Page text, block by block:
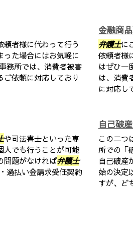
者様に代わって行う
った場合にはお気軽に
務所では、消費者被害
依頼に対応しており
金融商
弁護士に
依頼者様
はぜひ一
は、消費
に対応し
や司法書士といった専
人でも行うことが可能
問題がなければ弁護士
過払い金請求受任契約
自己破
この二つ
所での「
自己破産
始の決定
すが、ど